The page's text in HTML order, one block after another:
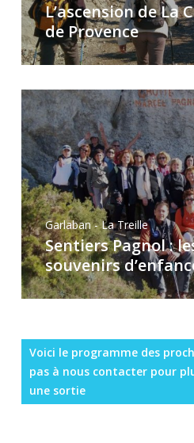
L’ascension de La
de Provence
Garlaban - La Treille
Sentiers Pagnol :
souvenirs
Voici le programme des
pas à nous contacter pour
une sortie